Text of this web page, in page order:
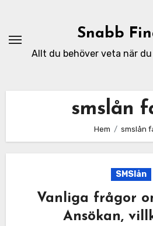
innehåll
Snabb
Allt du behöver veta när
smslån
Hem smslån
SMSlån
Vanliga frågor
Ansökan,